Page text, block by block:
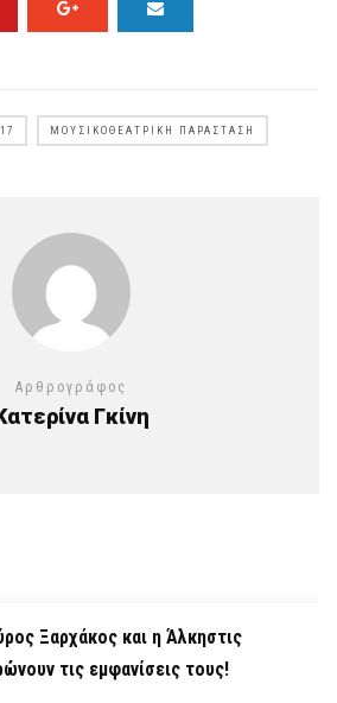
ΜΟΥΣΙΚΟΘΕΑΤΡΙΚΉ ΠΑΡΆΣΤΑΣΗ
Αρθρογράφος
Γκίνη
Ξαρχάκος και η Άλκηστις
τις εμφανίσεις τους!